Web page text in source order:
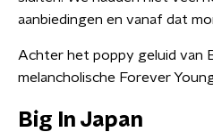
aanbiedingen en vanaf dat
Achter het poppy geluid van
melancholische Forever
Big In Japan